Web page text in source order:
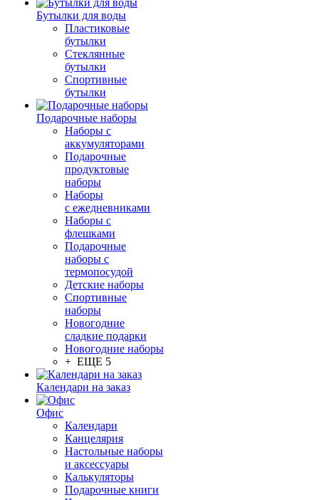
Бутылки для воды
Пластиковые
бутылки
Стеклянные
бутылки
Спортивные
бутылки
Подарочные наборы
Наборы с
аккумуляторами
Подарочные
продуктовые
наборы
Наборы
с ежедневниками
Наборы с
флешками
Подарочные
наборы с
термопосудой
Детские наборы
Спортивные
наборы
Новогодние
сладкие подарки
Новогодние наборы
+ ЕЩЕ 5
Календари на заказ
Офис
Календари
Канцелярия
Настольные наборы
и аксессуары
Калькуляторы
Подарочные книги